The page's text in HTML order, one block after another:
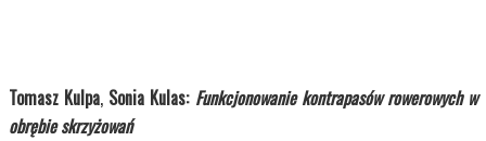
Tomasz Kulpa, Sonia Kulas: Funkcjonowanie kontrapasów rowerowych w
obrębie skrzyżowań